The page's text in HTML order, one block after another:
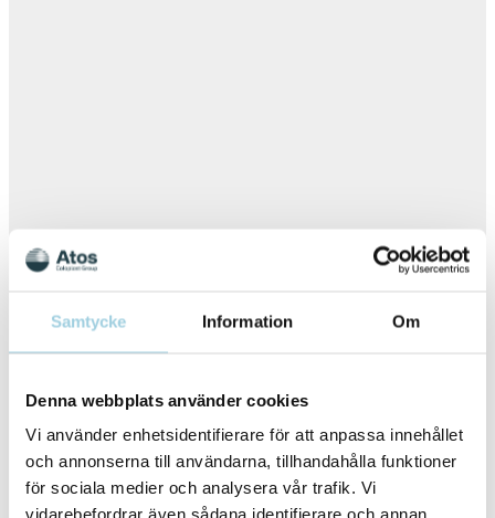
Samtycke Information Om
Denna webbplats använder cookies
Vi använder enhetsidentifierare för att anpassa innehållet
och annonserna till användarna, tillhandahålla funktioner
för sociala medier och analysera vår trafik. Vi
vidarebefordrar även sådana identifierare och annan